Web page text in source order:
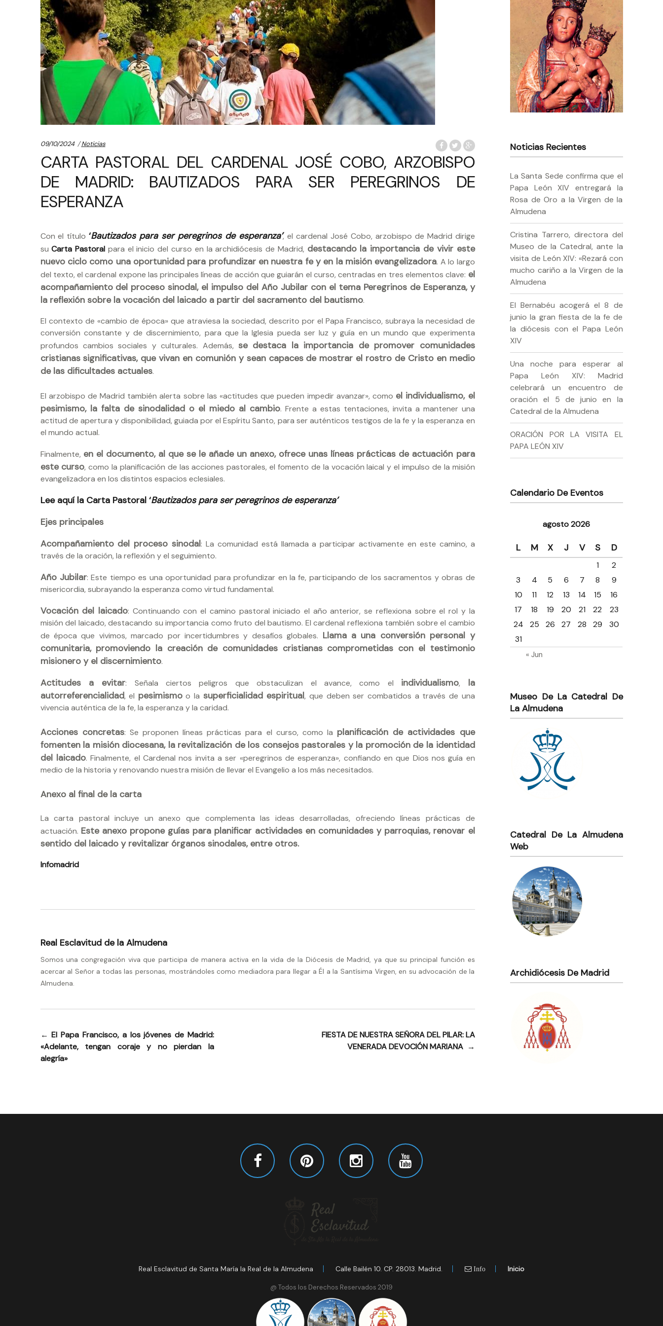
09/10/2024 Categories:
Noticias
CARTA PASTORAL DEL CARDENAL JOSÉ COBO, ARZOBISPO
DE MADRID: BAUTIZADOS PARA SER PEREGRINOS DE
ESPERANZA
Con el título‘Bautizados para ser peregrinos de esperanza’, el cardenal José Cobo, arzobispo de Madrid dirige
suCarta Pastoral para el inicio del curso en la archidiócesis de Madrid, destacando la importancia de vivir este
nuevo ciclo como una oportunidad para profundizar en nuestra fe y en la misión evangelizadora. A lo largo
del texto, el cardenal expone las principales líneas de acción que guiarán el curso, centradas en tres elementos clave: el
acompañamiento del proceso sinodal, el impulso del Año Jubilar con el tema Peregrinos de Esperanza, y
la reflexión sobre la vocación del laicado a partir del sacramento del bautismo.
El contexto de «cambio de época» que atraviesa la sociedad, descrito por el Papa Francisco, subraya la necesidad de
conversión constante y de discernimiento, para que la Iglesia pueda ser luz y guía en un mundo que experimenta
profundos cambios sociales y culturales. Además,se destaca la importancia de promover comunidades
cristianas significativas, que vivan en comunión y sean capaces de mostrar el rostro de Cristo en medio
de las dificultades actuales.
El arzobispo de Madrid también alerta sobre las «actitudes que pueden impedir avanzar», como el individualismo, el
pesimismo, la falta de sinodalidad o el miedo al cambio. Frente a estas tentaciones, invita a mantener una
actitud de apertura y disponibilidad, guiada por el Espíritu Santo, para ser auténticos testigos de la fe y la esperanza en
el mundo actual.
Finalmente, en el documento, al que se le añade un anexo, ofrece unas líneas prácticas de actuación para
este curso, como la planificación de las acciones pastorales, el fomento de la vocación laical y el impulso de la misión
evangelizadora en los distintos espacios eclesiales.
Lee aquí la Carta Pastoral ‘Bautizados para ser peregrinos de esperanza’
Ejes principales
Acompañamiento del proceso sinodal: La comunidad está llamada a participar activamente en este camino, a
través de la oración, la reflexión y el seguimiento.
Año Jubilar: Este tiempo es una oportunidad para profundizar en la fe, participando de los sacramentos y obras de
misericordia, subrayando la esperanza como virtud fundamental.
Vocación del laicado: Continuando con el camino pastoral iniciado el año anterior, se reflexiona sobre el rol y la
misión del laicado, destacando su importancia como fruto del bautismo. El cardenal reflexiona también sobre el cambio
de época que vivimos, marcado por incertidumbres y desafíos globales. Llama a una conversión personal y
comunitaria, promoviendo la creación de comunidades cristianas comprometidas con el testimonio
misionero y el discernimiento.
Actitudes a evitar: Señala ciertos peligros que obstaculizan el avance, como el individualismo, la
autorreferencialidad, el pesimismoo la superficialidad espiritual, que deben ser combatidos a través de una
vivencia auténtica de la fe, la esperanza y la caridad.
Acciones concretas: Se proponen líneas prácticas para el curso, como la planificación de actividades que
fomenten la misión diocesana, la revitalización de los consejos pastorales y la promoción de la identidad
del laicado. Finalmente, el Cardenal nos invita a ser «peregrinos de esperanza», confiando en que Dios nos guía en
medio de la historia y renovando nuestra misión de llevar el Evangelio a los más necesitados.
Anexo al final de la carta
La carta pastoral incluye un anexo que complementa las ideas desarrolladas, ofreciendo líneas prácticas de
actuación. Este anexo propone guías para planificar actividades en comunidades y parroquias, renovar el
sentido del laicado y revitalizar órganos sinodales, entre otros.
Infomadrid
Real Esclavitud de la Almudena
Somos una congregación viva que participa de manera activa en la vida de la Diócesis de Madrid, ya que su principal función es
acercar al Señor a todas las personas, mostrándoles como mediadora para llegar a Él a la Santísima Virgen, en su advocación de la
Almudena.
Navegación
de
entradas
← El Papa Francisco, a los jóvenes de Madrid:
«Adelante, tengan coraje y no pierdan la
alegría»
FIESTA DE NUESTRA SEÑORA DEL PILAR: LA
VENERADA DEVOCIÓN MARIANA →
Noticias Recientes
La Santa Sede confirma que el
Papa León XIV entregará la
Rosa de Oro a la Virgen de la
Almudena
Cristina Tarrero, directora del
Museo de la Catedral, ante la
visita de León XIV: «Rezará con
mucho cariño a la Virgen de la
Almudena
El Bernabéu acogerá el 8 de
junio la gran fiesta de la fe de
la diócesis con el Papa León
XIV
Una noche para esperar al
Papa León XIV: Madrid
celebrará un encuentro de
oración el 5 de junio en la
Catedral de la Almudena
ORACIÓN POR LA VISITA EL
PAPA LEÓN XIV
Calendario De Eventos
agosto 2026
L M X J V S D
« Jun
1
2
3
4 5 6 7 8
9
10
11 12 13 14 15
16
17
18 19 20 21 22
23
24
25 26 27 28 29
30
31
Museo De La Catedral De
La Almudena
Catedral De La Almudena
Web
Archidiócesis De Madrid
Real Esclavitud de Santa María la Real de la Almudena Calle Bailén 10. CP. 28013. Madrid. Info Inicio
@ Todos los Derechos Reservados 2019